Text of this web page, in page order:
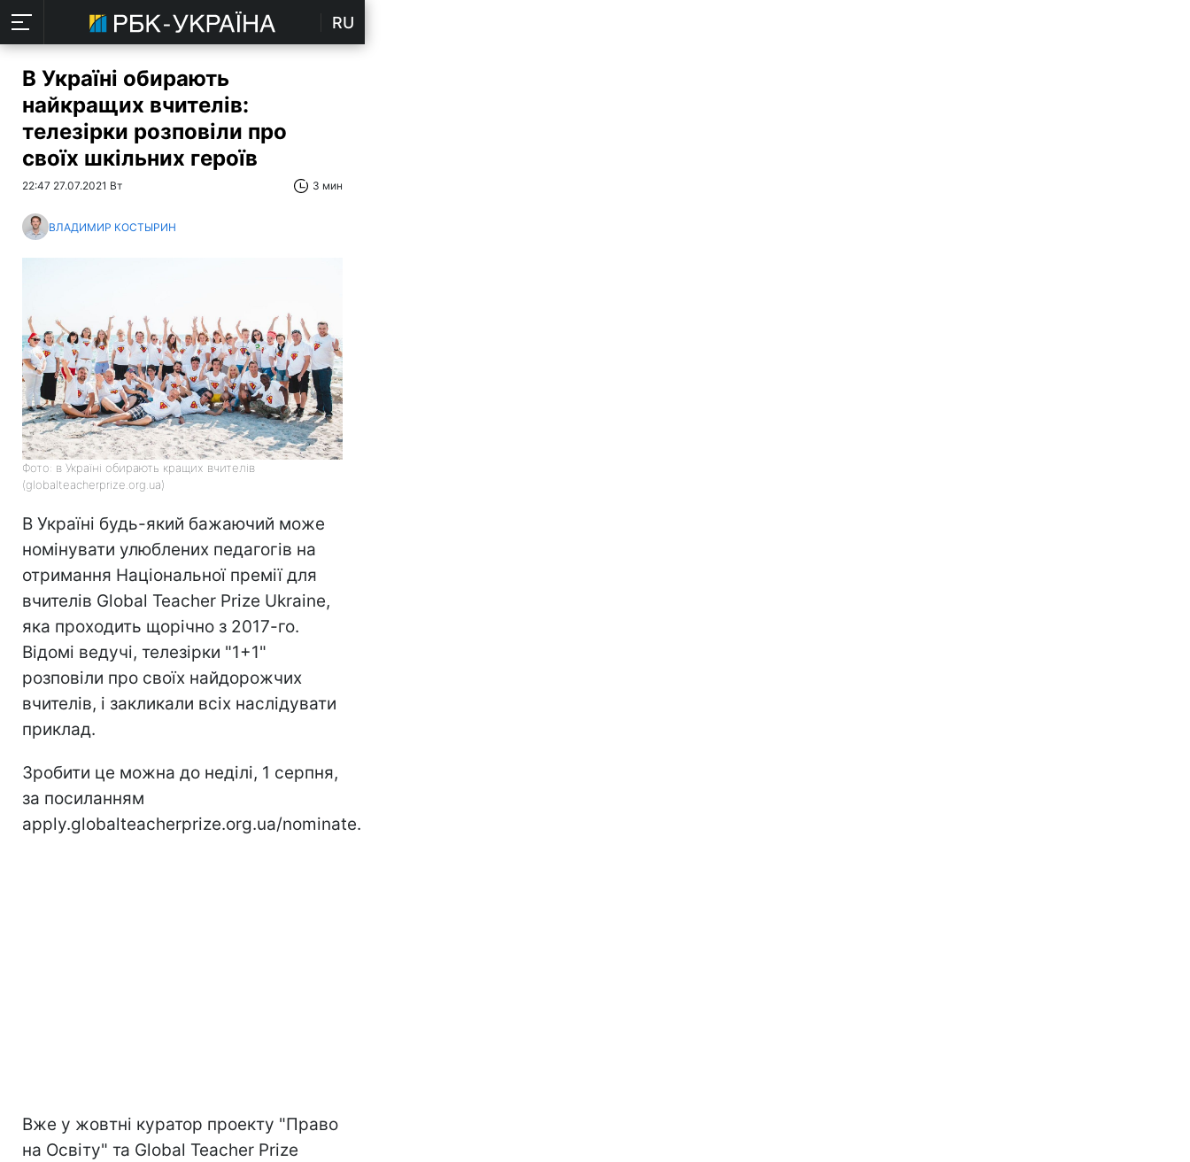
RU
В Україні обирають
найкращих вчителів:
телезірки розповіли про
своїх шкільних героїв
22:47 27.07.2021 Вт 3 мин
ВЛАДИМИР КОСТЫРИН
Фото: в Україні обирають кращих вчителів
(globalteacherprize.org.ua)
В Україні будь-який бажаючий може
номінувати улюблених педагогів на
отримання Національної премії для
вчителів Global Teacher Prize Ukraine,
яка проходить щорічно з 2017-го.
Відомі ведучі, телезірки "1+1"
розповіли про своїх найдорожчих
вчителів, і закликали всіх наслідувати
приклад.
Зробити це можна до неділі, 1 серпня,
за посиланням
apply.globalteacherprize.org.ua/nominate.
Вже у жовтні куратор проекту "Право
на Освіту" та Global Teacher Prize